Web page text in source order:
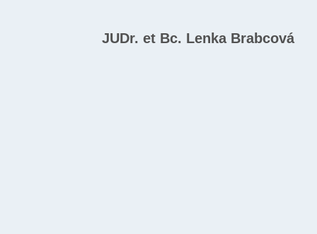
JUDr. et Bc. Lenka Brabcová